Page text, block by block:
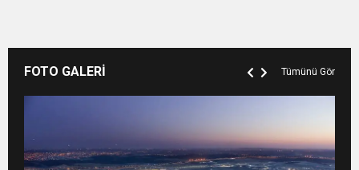
FOTO GALERİ Tümünü Gör